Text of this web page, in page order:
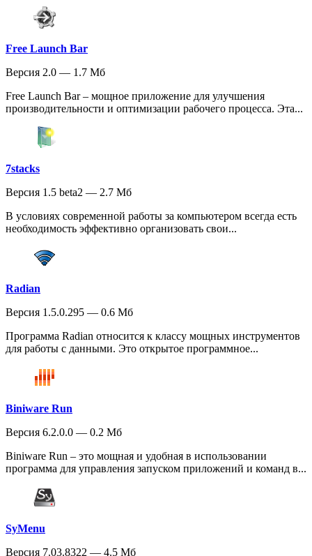
Free Launch Bar
Версия 2.0 — 1.7 Мб
Free Launch Bar – мощное приложение для улучшения
производительности и оптимизации рабочего процесса. Эта...
7stacks
Версия 1.5 beta2 — 2.7 Мб
В условиях современной работы за компьютером всегда есть
необходимость эффективно организовать свои...
Radian
Версия 1.5.0.295 — 0.6 Мб
Программа Radian относится к классу мощных инструментов
для работы с данными. Это открытое программное...
Biniware Run
Версия 6.2.0.0 — 0.2 Мб
Biniware Run – это мощная и удобная в использовании
программа для управления запуском приложений и команд в...
SyMenu
Версия 7.03.8322 — 4.5 Мб